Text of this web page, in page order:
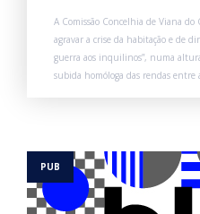
A Comissão Concelhia de Viana do
agravar a crise da habitação e de
guerra aos inquilinos”, numa
subida homóloga das rendas